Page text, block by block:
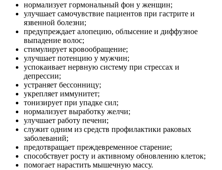
нормализует гормональный фон у женщин;
улучшает самочувствие пациентов при гастрите и
язвенной болезни;
предупреждает алопецию, облысение и диффузное
выпадение волос;
стимулирует кровообращение;
улучшает потенцию у мужчин;
успокаивает нервную систему при стрессах и
депрессии;
устраняет бессонницу;
укрепляет иммунитет;
тонизирует при упадке сил;
нормализует выработку желчи;
улучшает работу печени;
служит одним из средств профилактики раковых
заболеваний;
предотвращает преждевременное старение;
способствует росту и активному обновлению клеток;
помогает нарастить мышечную массу.